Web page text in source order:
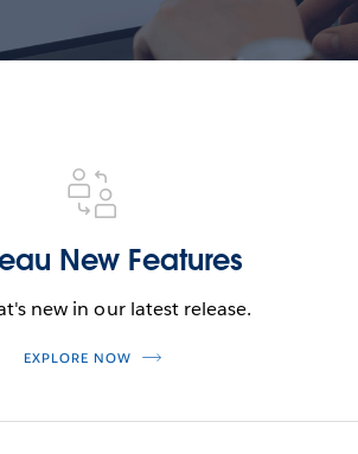
New Features
new in our latest release.
EXPLORE NOW